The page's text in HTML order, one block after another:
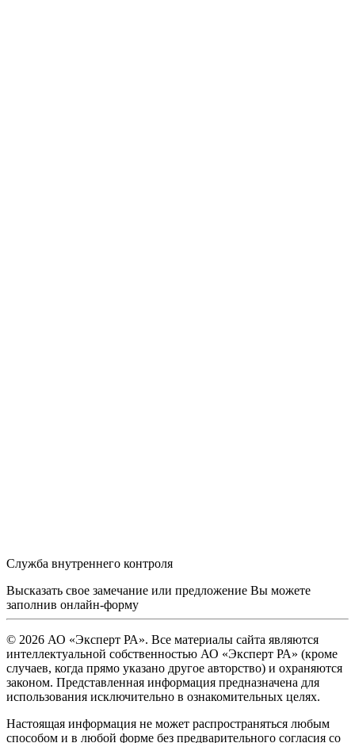
Служба внутреннего контроля
Высказать свое замечание или предложение Вы можете
заполнив онлайн-форму
© 2026 АО «Эксперт РА». Все материалы сайта являются
интеллектуальной собственностью АО «Эксперт РА» (кроме
случаев, когда прямо указано другое авторство) и охраняются
законом. Представленная информация предназначена для
использования исключительно в ознакомительных целях.
Настоящая информация не может распространяться любым
способом и в любой форме без предварительного согласия со